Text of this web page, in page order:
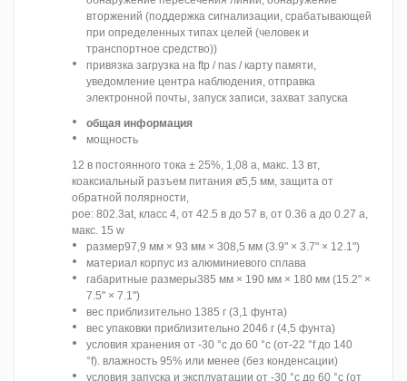
вторжений (поддержка сигнализации, срабатывающей
при определенных типах целей (человек и
транспортное средство))
привязка загрузка на ftp / nas / карту памяти,
уведомление центра наблюдения, отправка
электронной почты, запуск записи, захват запуска
общая информация
мощность
12 в постоянного тока ± 25%, 1,08 а, макс. 13 вт,
коаксиальный разъем питания ø5,5 мм, защита от
обратной полярности,
poe: 802.3at, класс 4, от 42.5 в до 57 в, от 0.36 а до 0.27 а,
макс. 15 w
размер97,9 мм × 93 мм × 308,5 мм (3.9" × 3.7" × 12.1")
материал корпус из алюминиевого сплава
габаритные размеры385 мм × 190 мм × 180 мм (15.2" ×
7.5" × 7.1")
вес приблизительно 1385 г (3,1 фунта)
вес упаковки приблизительно 2046 г (4,5 фунта)
условия хранения от -30 °c до 60 °c (от-22 °f до 140
°f). влажность 95% или менее (без конденсации)
условия запуска и эксплуатации от -30 °c до 60 °c (от